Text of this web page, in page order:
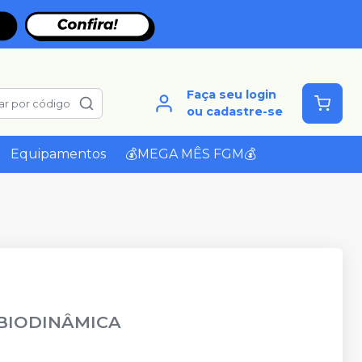
por código
Faça seu login
ou cadastre-se
Equipamentos 💰MEGA MÊS FGM💰